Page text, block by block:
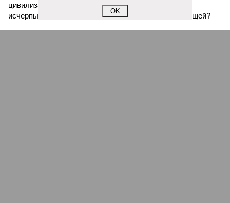
цивилизации шумеров, майя, кхмеров – список не
исчерпывающий. Какая цивилизация будет следующей?
Илья Космач
OK